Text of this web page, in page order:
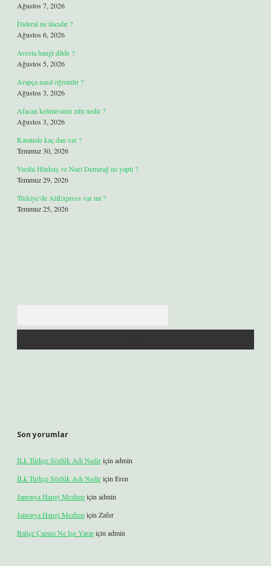
Ağustos 7, 2026
Dideral ne ilacıdır ?
Ağustos 6, 2026
Avesta hangi dilde ?
Ağustos 5, 2026
Arapça nasıl öğrenilir ?
Ağustos 3, 2026
Afacan kelimesinin zıttı nedir ?
Ağustos 3, 2026
Karatede kaç dan var ?
Temmuz 30, 2026
Vecihi Hürkuş ve Nuri Demirağ ne yaptı ?
Temmuz 29, 2026
Türkiye’de AliExpress var mı ?
Temmuz 25, 2026
Son yorumlar
İLk Türkçe Sözlük Adı Nediriçin admin
İLk Türkçe Sözlük Adı Nediriçin Eren
Japonya Hangi Mezhepiçin admin
Japonya Hangi Mezhepiçin Zafer
Bahçe Çapası Ne Işe Yarariçin admin